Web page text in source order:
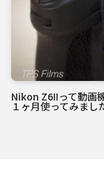
Nikon Z6Ⅱって動画
１ヶ月使ってみまし